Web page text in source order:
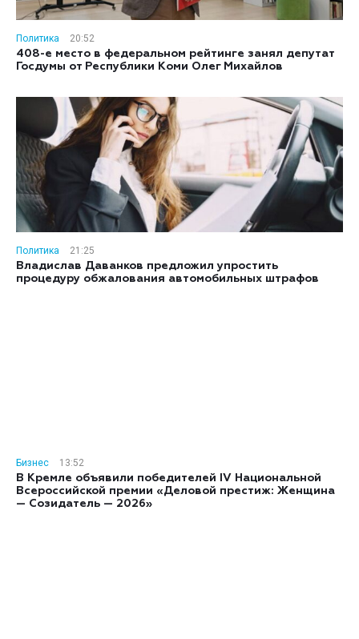
Политика
20:52
408-е место в федеральном рейтинге занял депутат
Госдумы от Республики Коми Олег Михайлов
Политика
21:25
Владислав Даванков предложил упростить
процедуру обжалования автомобильных штрафов
Бизнес
13:52
В Кремле объявили победителей IV Национальной
Всероссийской премии «Деловой престиж: Женщина
— Созидатель — 2026»